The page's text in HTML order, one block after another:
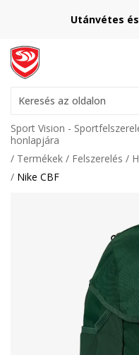
Utánvétes
Keresés az oldalon
Sport Vision -
honlapjára
Termékek
Felszerelés
Nike CBF